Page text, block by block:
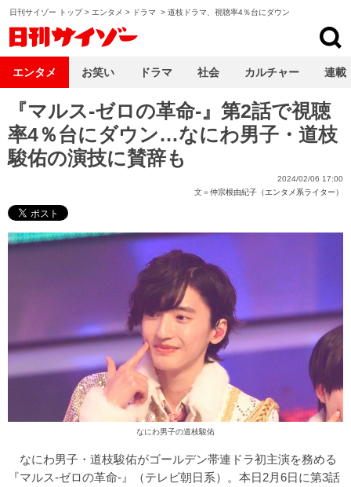
日刊サイゾー トップ> エンタメ > ドラマ > 道枝ドラマ、視聴率4％台にダウン
『マルス-ゼロの革命-』第2話で視聴
率4％台にダウン…なにわ男子・道枝
駿佑の演技に賛辞も
2024/02/06 17:00
文＝仲宗根由紀子（エンタメ系ライター）
なにわ男子の道枝駿佑
なにわ男子・道枝駿佑がゴールデン帯連ドラ初主演を務める
『マルス-ゼロの革命-』（テレビ朝日系）。本日2月6日に第3話
エンタメ お笑い ドラマ 社会 カルチャー 連載